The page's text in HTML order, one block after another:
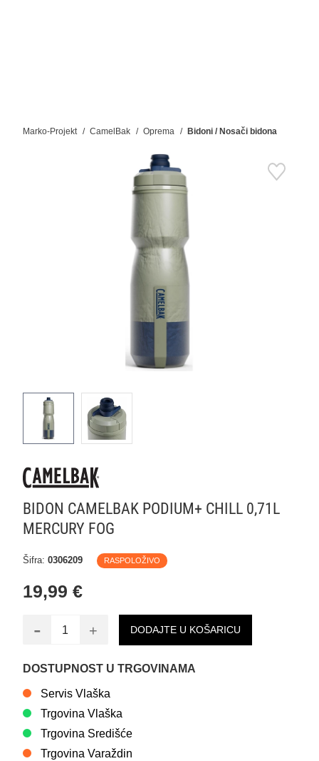
Marko-Projekt CamelBak Oprema Bidoni / Nosači bidona
BIDON CAMELBAK PODIUM+ CHILL 0,71L
MERCURY FOG
Šifra: 0306209 RASPOLOŽIVO
19,99 €
- + DODAJTE U KOŠARICU
DOSTUPNOST U TRGOVINAMA
Servis Vlaška
Trgovina Vlaška
Trgovina Središće
Trgovina Varaždin